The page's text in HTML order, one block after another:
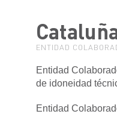
ENTIDAD
Entidad
de idoneidad
Entidad